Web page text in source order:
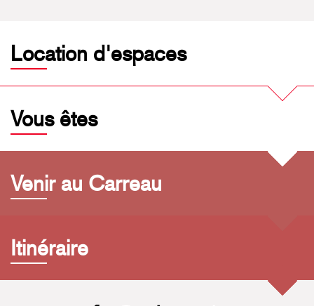
Location d'espaces
Vous êtes
Venir au Carreau
Itinéraire